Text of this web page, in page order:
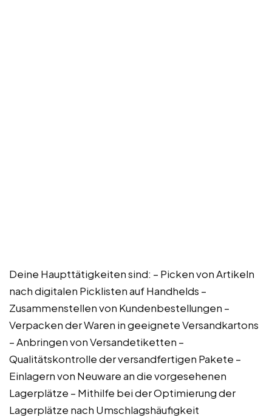
Deine Haupttätigkeiten sind: – Picken von Artikeln
nach digitalen Picklisten auf Handhelds –
Zusammenstellen von Kundenbestellungen –
Verpacken der Waren in geeignete Versandkartons
– Anbringen von Versandetiketten –
Qualitätskontrolle der versandfertigen Pakete –
Einlagern von Neuware an die vorgesehenen
Lagerplätze – Mithilfe bei der Optimierung der
Lagerplätze nach Umschlagshäufigkeit